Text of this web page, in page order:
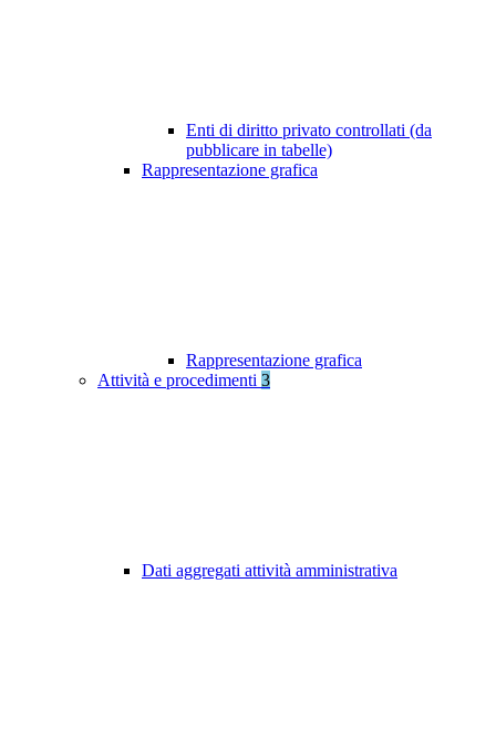
Enti di diritto privato controllati (da
pubblicare in tabelle)
Rappresentazione grafica
Rappresentazione grafica
Attività e procedimenti 3
Dati aggregati attività amministrativa